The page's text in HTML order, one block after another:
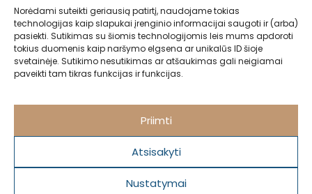
Norėdami suteikti geriausią patirtį, naudojame tokias
technologijas kaip slapukai įrenginio informacijai saugoti ir (arba)
pasiekti. Sutikimas su šiomis technologijomis leis mums apdoroti
tokius duomenis kaip naršymo elgsena ar unikalūs ID šioje
svetainėje. Sutikimo nesutikimas ar atšaukimas gali neigiamai
paveikti tam tikras funkcijas ir funkcijas.
Priimti
Atsisakyti
Nustatymai
. Visos teisės saugomos @ KARALIENĖS